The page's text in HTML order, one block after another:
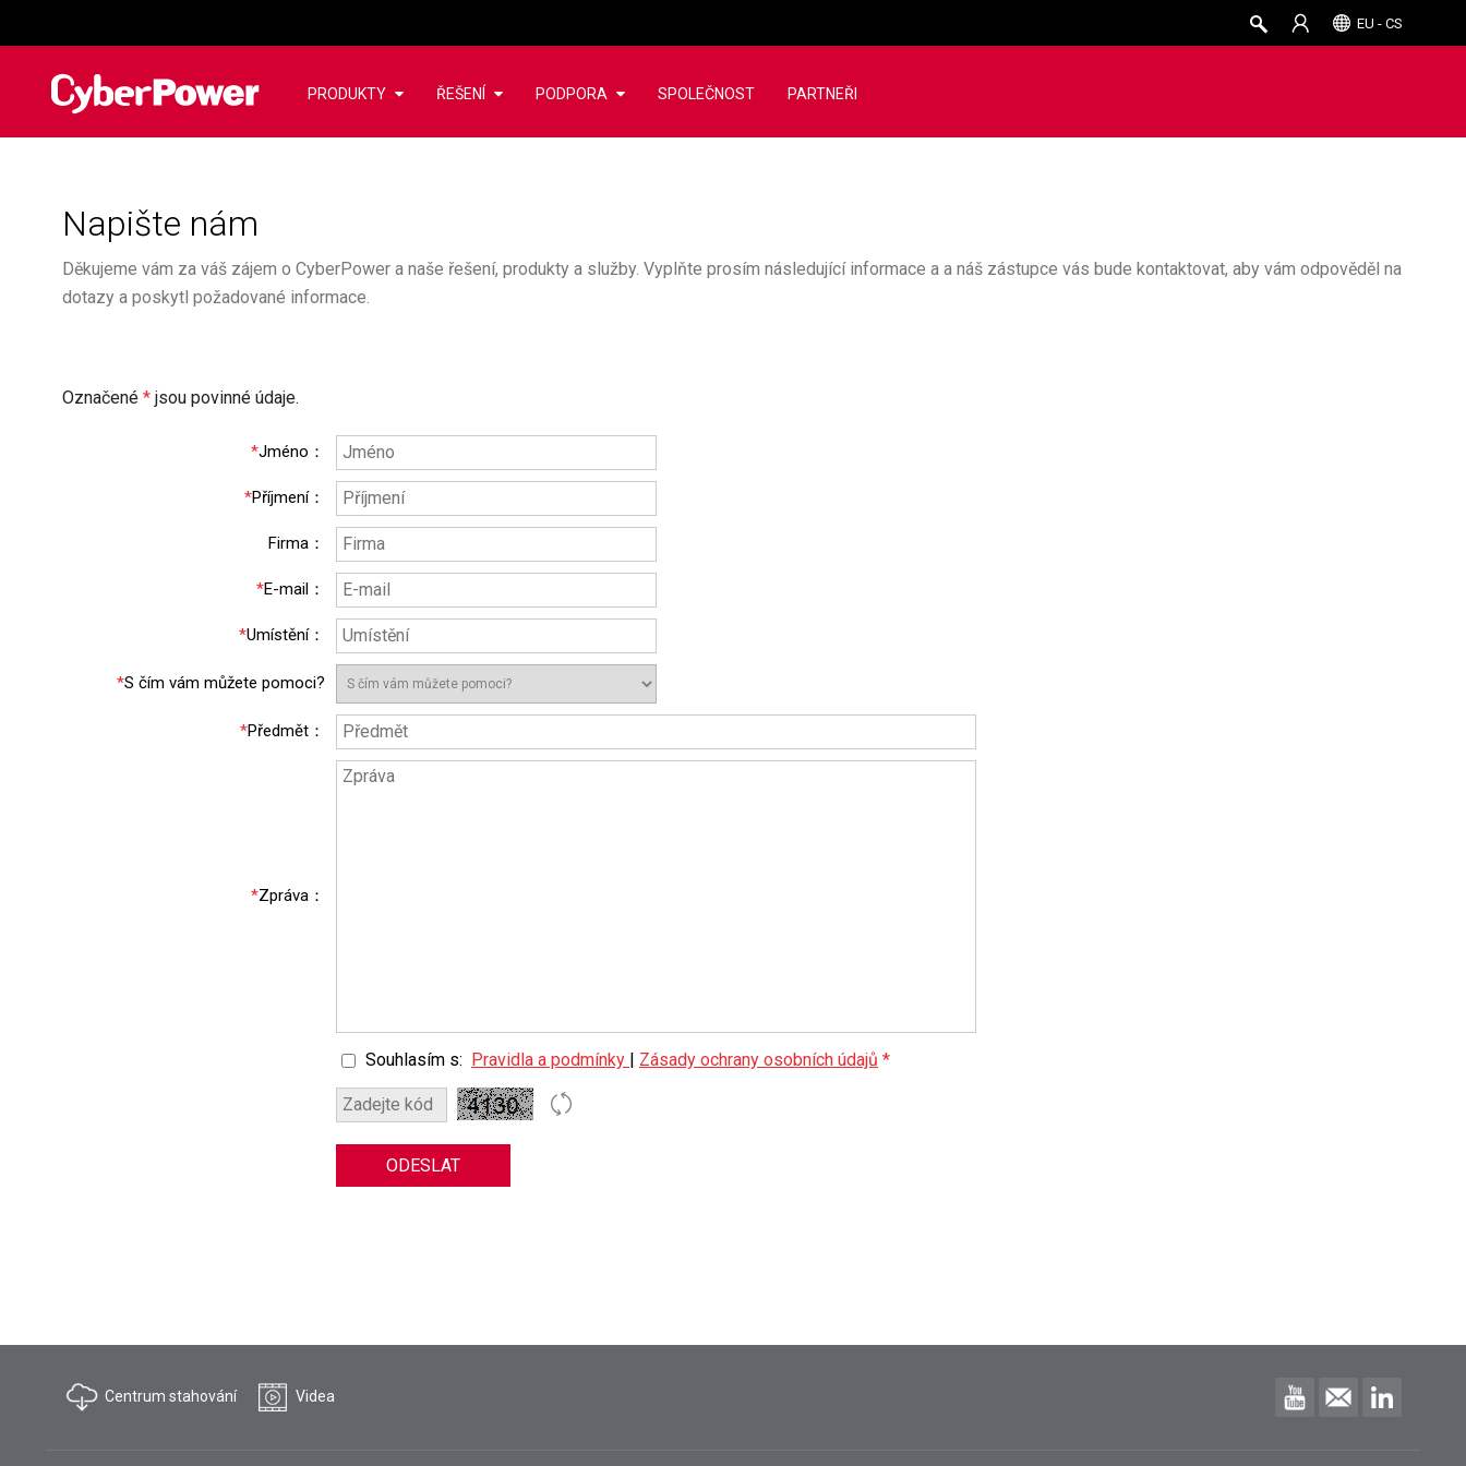
EU - CS
PRODUKTY ŘEŠENÍ PODPORA SPOLEČNOST PARTNEŘI
Napište nám
Děkujeme vám za váš zájem o CyberPower a naše řešení, produkty a služby. Vyplňte prosím následující informace a a náš zástupce vás bude kontaktovat, aby vám odpověděl na
dotazy a poskytl požadované informace.
Označené * jsou povinné údaje.
*Jméno ：
*Příjmení：
Firma ：
*E-mail ：
*Umístění：
*S čím vám můžete pomoci?
*Předmět ：
*Zpráva ：
Souhlasím s: Pravidla a podmínky | Zásady ochrany osobních údajů *
ODESLAT
Centrum stahování Videa